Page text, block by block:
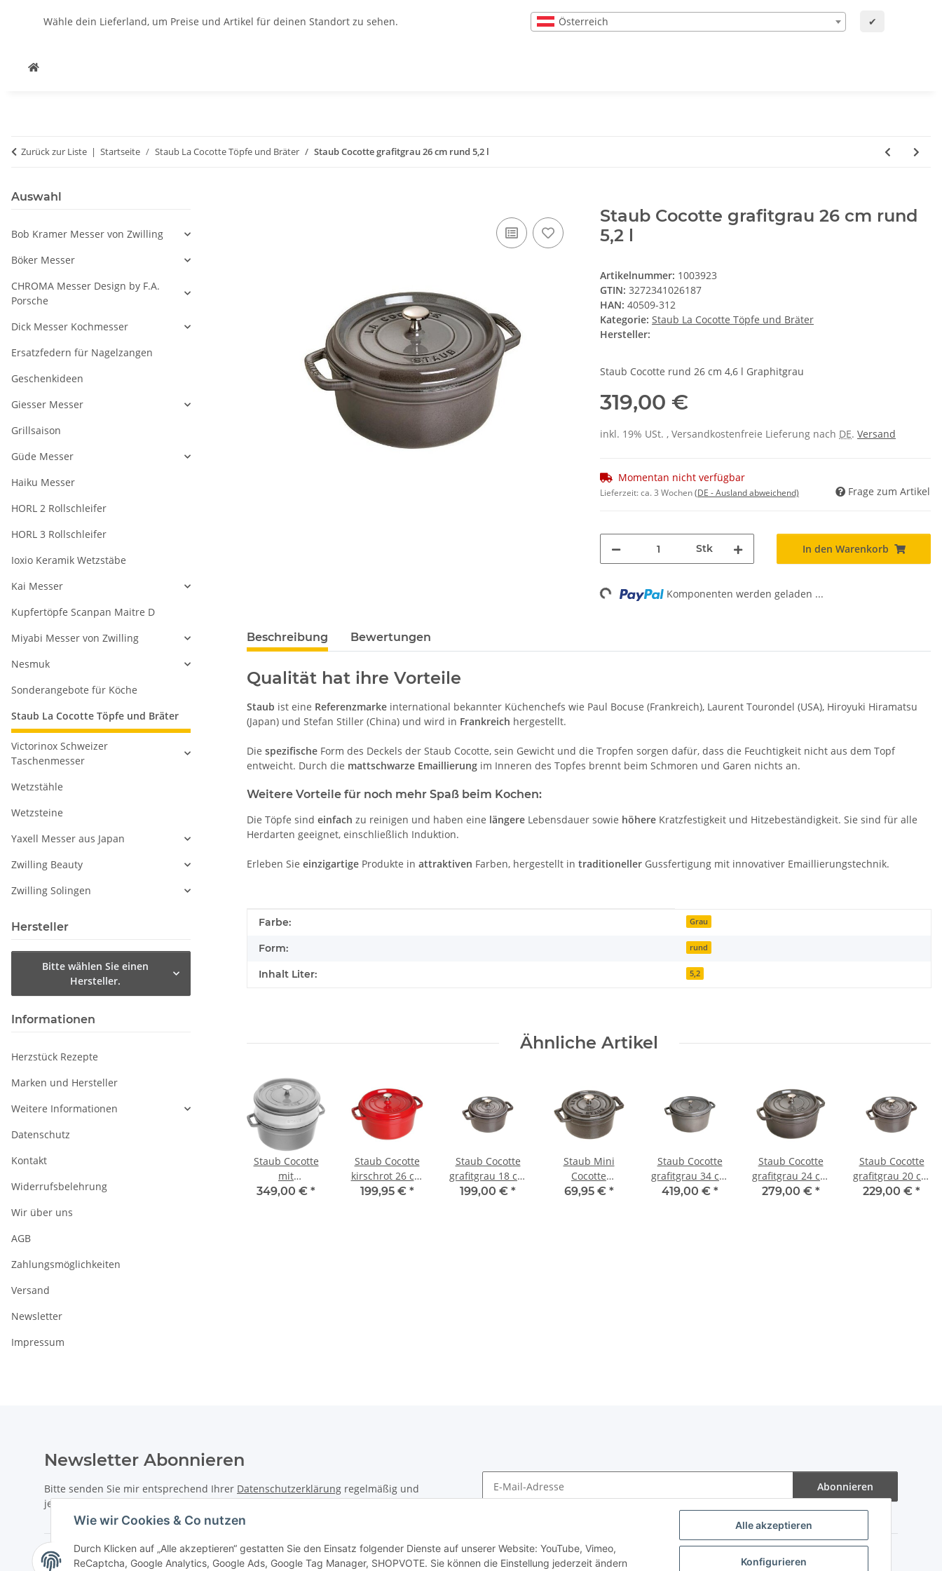
Alle akzeptieren
Konfigurieren
Wie wir Cookies & Co nutzen
Durch Klicken auf „Alle akzeptieren“ gestatten Sie den Einsatz folgender Dienste auf unserer Website: YouTube, Vimeo,
ReCaptcha, Google Analytics, Google Ads, Google Tag Manager, SHOPVOTE. Sie können die Einstellung jederzeit ändern
Wähle dein Lieferland, um Preise und Artikel für deinen Standort zu sehen. Österreich ✔
Zurück zur Liste Startseite Staub La Cocotte Töpfe und Bräter Staub Cocotte grafitgrau 26 cm rund 5,2 l
Staub Cocotte grafitgrau 26 cm rund
5,2 l
Artikelnummer: 1003923
GTIN: 3272341026187
HAN: 40509-312
Kategorie: Staub La Cocotte Töpfe und Bräter
Hersteller:
Staub Cocotte rund 26 cm 4,6 l Graphitgrau
319,00 €
inkl. 19% USt. , Versandkostenfreie Lieferung nach DE. Versand
Momentan nicht verfügbar
Lieferzeit:ca. 3 Wochen(DE - Ausland abweichend) Frage zum Artikel
Stk In den Warenkorb
Loading... Komponenten werden geladen ...
Beschreibung Bewertungen
Qualität hat ihre Vorteile
Staub ist eine Referenzmarke international bekannter Küchenchefs wie Paul Bocuse (Frankreich), Laurent Tourondel (USA), Hiroyuki Hiramatsu
(Japan) und Stefan Stiller (China) und wird in Frankreich hergestellt.
Die spezifische Form des Deckels der Staub Cocotte, sein Gewicht und die Tropfen sorgen dafür, dass die Feuchtigkeit nicht aus dem Topf
entweicht. Durch die mattschwarze Emaillierung im Inneren des Topfes brennt beim Schmoren und Garen nichts an.
Weitere Vorteile für noch mehr Spaß beim Kochen:
Die Töpfe sind einfach zu reinigen und haben eine längere Lebensdauer sowie höhere Kratzfestigkeit und Hitzebeständigkeit. Sie sind für alle
Herdarten geeignet, einschließlich Induktion.
Erleben Sie einzigartige Produkte in attraktiven Farben, hergestellt in traditioneller Gussfertigung mit innovativer Emaillierungstechnik.
Produkteigenschaft
Wert
Farbe: Grau
Form: rund
Inhalt Liter: 5,2
Ähnliche Artikel
*
cm rund 5,2 l
339,00 €
Staub Cocotte
mit
Dämpfeinsatz
349,00 € *
Staub Cocotte
kirschrot 26 cm
rund 5,2 l
199,95 € *
Staub Cocotte
grafitgrau 18 cm
rund 1,7 l
199,00 € *
Staub Mini
Cocotte
grafitgrau 10 cm
69,95 € *
Staub Cocotte
grafitgrau 34 cm
rund 12,6 l
419,00 € *
Staub Cocotte
grafitgrau 24 cm
rund 3,8 l
279,00 € *
Staub Cocotte
grafitgrau 20 cm
rund 2,2 l
229,00 € *
Auswahl
Bob Kramer Messer von Zwilling
Böker Messer
CHROMA Messer Design by F.A.
Porsche
Dick Messer Kochmesser
Ersatzfedern für Nagelzangen
Geschenkideen
Giesser Messer
Grillsaison
Güde Messer
Haiku Messer
HORL 2 Rollschleifer
HORL 3 Rollschleifer
Ioxio Keramik Wetzstäbe
Kai Messer
Kupfertöpfe Scanpan Maitre D
Miyabi Messer von Zwilling
Nesmuk
Sonderangebote für Köche
Staub La Cocotte Töpfe und Bräter
Victorinox Schweizer
Taschenmesser
Wetzstähle
Wetzsteine
Yaxell Messer aus Japan
Zwilling Beauty
Zwilling Solingen
Hersteller
Bitte wählen Sie einen
Hersteller.
Informationen
Herzstück Rezepte
Marken und Hersteller
Weitere Informationen
Datenschutz
Kontakt
Widerrufsbelehrung
Wir über uns
AGB
Zahlungsmöglichkeiten
Versand
Newsletter
Impressum
Newsletter Abonnieren
Bitte senden Sie mir entsprechend Ihrer Datenschutzerklärung regelmäßig und
jederzeit widerruflich Informationen zu Ihrem Produktsortiment per E-Mail zu.
Abonnieren